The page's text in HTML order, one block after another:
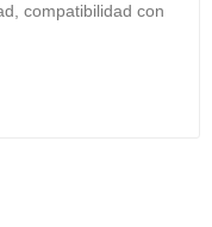
compatibilidad con